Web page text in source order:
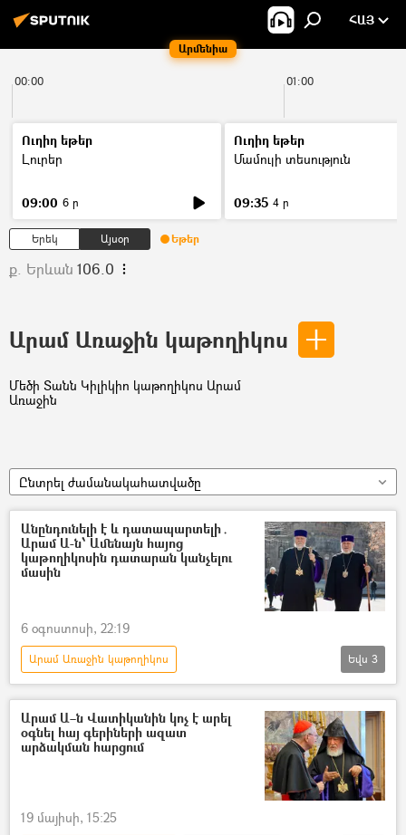
Արմենիա
ՀԱՅ
00:00 01:00
Ուղիղ եթեր
Լուրեր
09:00 6 ր
Ուղիղ եթեր
Մամուլի տեսություն
09:35 4 ր
Երեկ Այսօր Եթեր
ք. Երևան 106.0
Արամ Առաջին կաթողիկոս
Մեծի Տանն Կիլիկիո կաթողիկոս Արամ
Առաջին
Ընտրել ժամանակահատվածը
Անընդունելի է և դատապարտելի․
Արամ Ա-ն՝ Ամենայն հայոց
կաթողիկոսին դատարան կանչելու
մասին
6 օգոստոսի, 22:19
Արամ Առաջին կաթողիկոս
Ամենայն Հայոց կաթողիկոս Գարեգին Բ
Հայ Առաքելական Եկեղեցի
Դատարան
Եվս 3
Արամ Ա–ն Վատիկանին կոչ է արել
օգնել հայ գերիների ազատ
արձակման հարցում
19 մայիսի, 15:25